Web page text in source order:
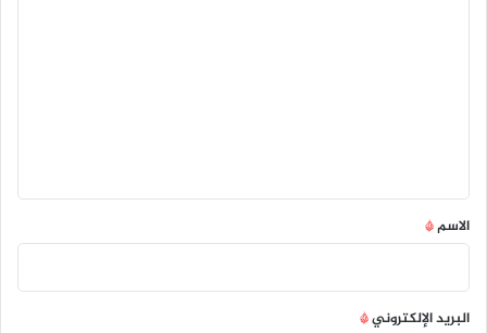
*
الاسم*
البريد الإلكتروني*